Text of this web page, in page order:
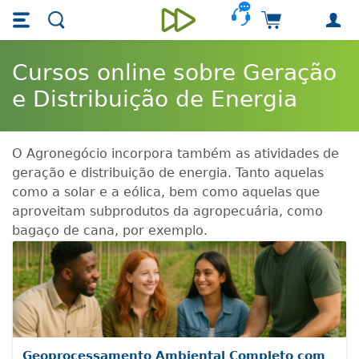
Skip main navigation
Skip to main content
Unieducar
Carrinho de
Cursos online sobre Geração
e Distribuição de Energia
O Agronegócio incorpora também as atividades de
geração e distribuição de energia. Tanto aquelas
como a solar e a eólica, bem como aquelas que
aproveitam subprodutos da agropecuária, como
bagaço de cana, por exemplo.
Geoprocessamento Ambiental Completo com